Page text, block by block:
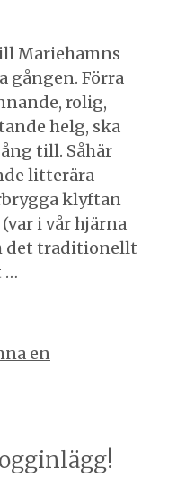
Mariehamns
gången. Förra
rolig,
helg, ska
till. Såhär
litterära
klyftan
i vår hjärna
det traditionellt
…
en